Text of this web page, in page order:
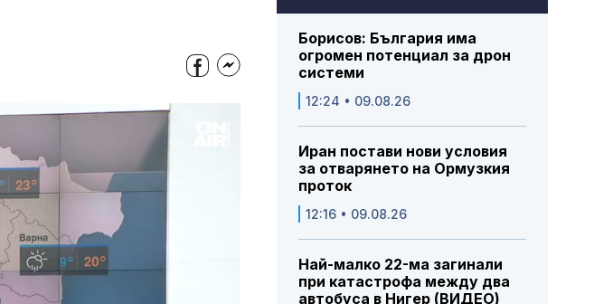
Борисов: България има
огромен потенциал за дрон
системи
12:24 • 09.08.26
Иран постави нови условия
за отварянето на Ормузкия
проток
12:16 • 09.08.26
Най-малко 22-ма загинали
при катастрофа между два
автобуса в Нигер (ВИДЕО)